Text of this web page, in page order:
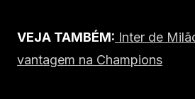
VEJA TAMBÉM: Inter de
vantagem na Champions